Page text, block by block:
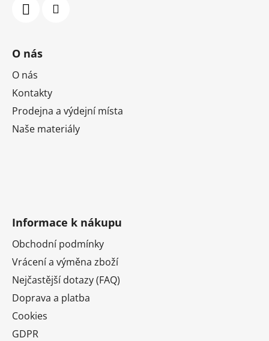
O nás
O nás
Kontakty
Prodejna a výdejní místa
Naše materiály
Informace k nákupu
Obchodní podmínky
Vrácení a výměna zboží
Nejčastější dotazy (FAQ)
Doprava a platba
Cookies
GDPR